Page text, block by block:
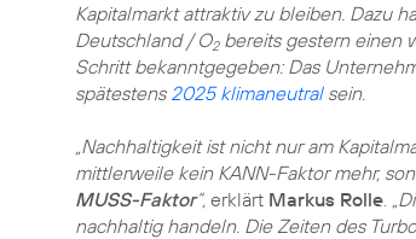
Kapitalmarkt attraktiv zu bleiben. Dazu
Deutschland / O2bereits gestern einen
Schritt bekanntgegeben: Das
spätestens 2025 klimaneutralsein.
„Nachhaltigkeit ist nicht nur am
mittlerweile kein KANN-Faktor mehr,
MUSS-Faktor“, erklärt Markus Rolle.
nachhaltig handeln. Die Zeiten des